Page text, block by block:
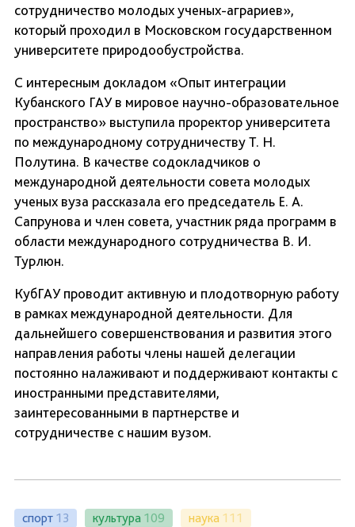
сотрудничество молодых ученых-аграриев»,
который проходил в Московском государственном
университете природообустройства.
С интересным докладом «Опыт интеграции
Кубанского ГАУ в мировое научно-образовательное
пространство» выступила проректор университета
по международному сотрудничеству Т. Н.
Полутина. В качестве содокладчиков о
международной деятельности совета молодых
ученых вуза рассказала его председатель Е. А.
Сапрунова и член совета, участник ряда программ в
области международного сотрудничества В. И.
Турлюн.
КубГАУ проводит активную и плодотворную работу
в рамках международной деятельности. Для
дальнейшего совершенствования и развития этого
направления работы члены нашей делегации
постоянно налаживают и поддерживают контакты с
иностранными представителями,
заинтересованными в партнерстве и
сотрудничестве с нашим вузом.
спорт 13 культура 109 наука 111